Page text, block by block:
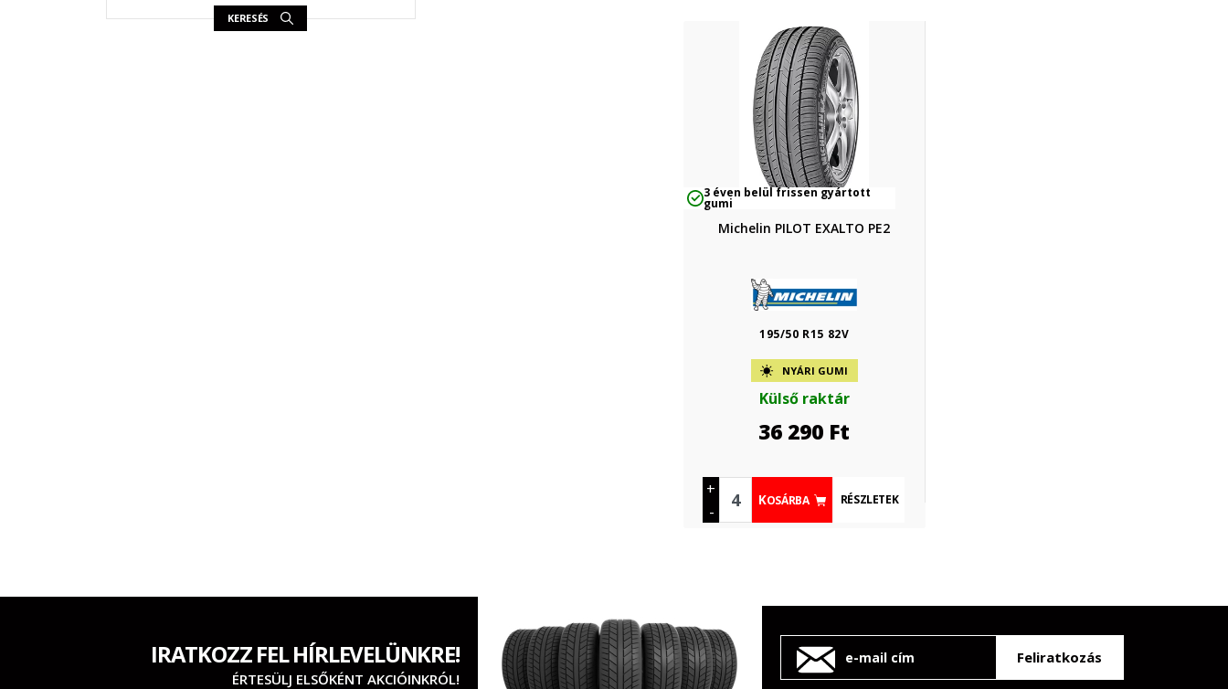
KERESÉS
3 éven belül frissen gyártott
gumi
Michelin PILOT EXALTO PE2
195/50 R15 82V
NYÁRI GUMI
Külső raktár
36 290 Ft
+
-
KOSÁRBA RÉSZLETEK
IRATKOZZ FEL HÍRLEVELÜNKRE!
ÉRTESÜLJ ELSŐKÉNT AKCIÓINKRÓL!
Feliratkozás